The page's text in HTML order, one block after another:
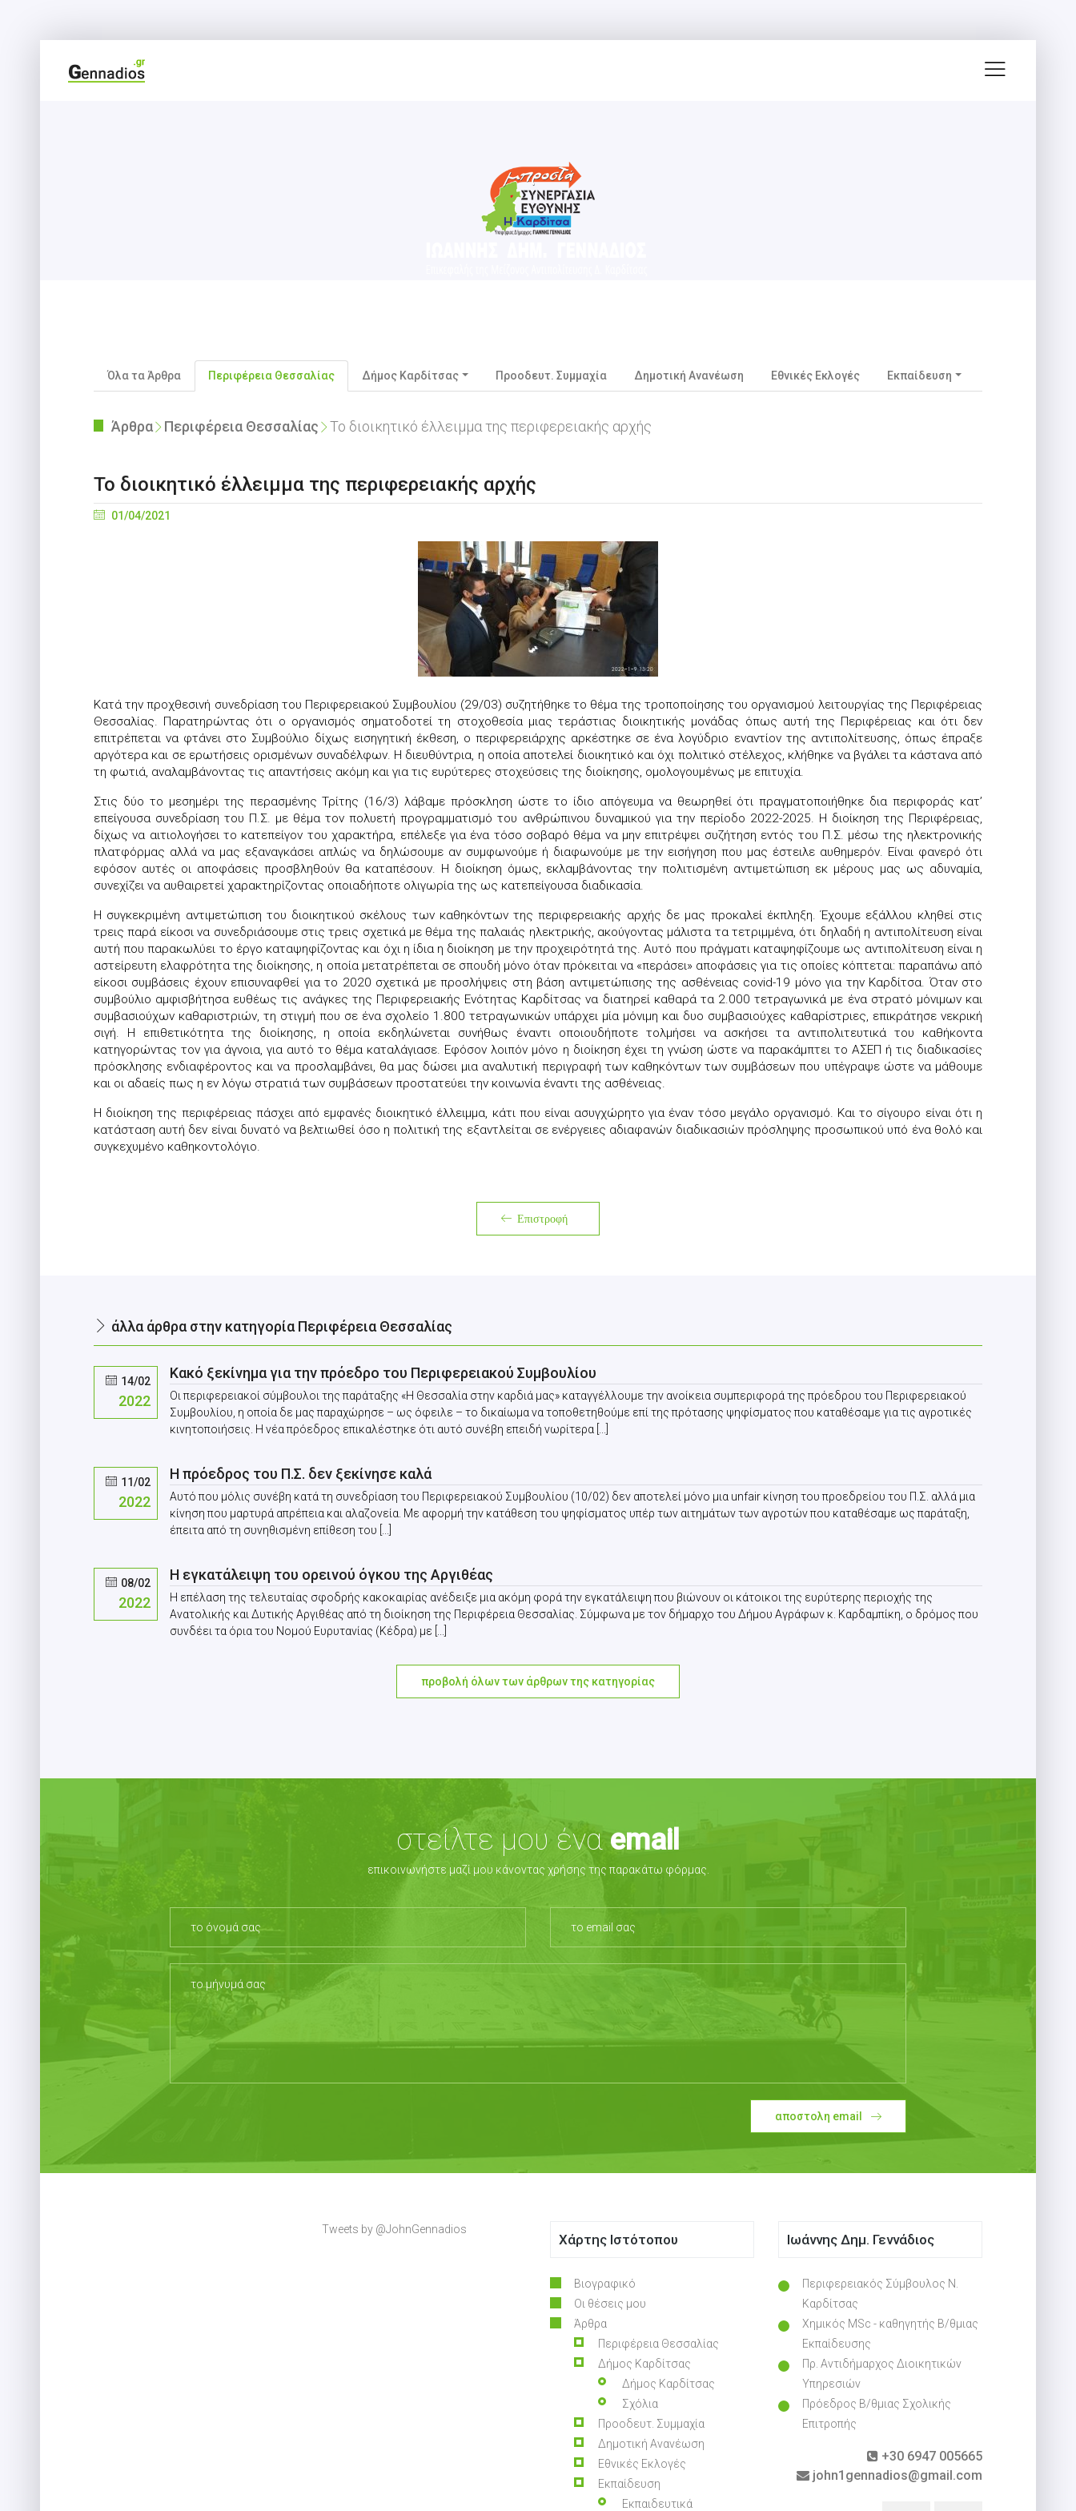
Όλα τα Άρθρα Περιφέρεια Θεσσαλίας Δήμος Καρδίτσας Προοδευτ. Συμμαχία Δημοτική Ανανέωση Εθνικές Εκλογές Εκπαίδευση
Άρθρα Περιφέρεια Θεσσαλίας Το διοικητικό έλλειμμα της περιφερειακής αρχής
Το διοικητικό έλλειμμα της περιφερειακής αρχής
01/04/2021
Κατά την προχθεσινή συνεδρίαση του Περιφερειακού Συμβουλίου (29/03) συζητήθηκε το θέμα της τροποποίησης του οργανισμού λειτουργίας της Περιφέρειας
Θεσσαλίας. Παρατηρώντας ότι ο οργανισμός σηματοδοτεί τη στοχοθεσία μιας τεράστιας διοικητικής μονάδας όπως αυτή της Περιφέρειας και ότι δεν
επιτρέπεται να φτάνει στο Συμβούλιο δίχως εισηγητική έκθεση, ο περιφερειάρχης αρκέστηκε σε ένα λογύδριο εναντίον της αντιπολίτευσης, όπως έπραξε
αργότερα και σε ερωτήσεις ορισμένων συναδέλφων. Η διευθύντρια, η οποία αποτελεί διοικητικό και όχι πολιτικό στέλεχος, κλήθηκε να βγάλει τα κάστανα από
τη φωτιά, αναλαμβάνοντας τις απαντήσεις ακόμη και για τις ευρύτερες στοχεύσεις της διοίκησης, ομολογουμένως με επιτυχία.
Στις δύο το μεσημέρι της περασμένης Τρίτης (16/3) λάβαμε πρόσκληση ώστε το ίδιο απόγευμα να θεωρηθεί ότι πραγματοποιήθηκε δια περιφοράς κατ’
επείγουσα συνεδρίαση του Π.Σ. με θέμα τον πολυετή προγραμματισμό του ανθρώπινου δυναμικού για την περίοδο 2022-2025. Η διοίκηση της Περιφέρειας,
δίχως να αιτιολογήσει το κατεπείγον του χαρακτήρα, επέλεξε για ένα τόσο σοβαρό θέμα να μην επιτρέψει συζήτηση εντός του Π.Σ. μέσω της ηλεκτρονικής
πλατφόρμας αλλά να μας εξαναγκάσει απλώς να δηλώσουμε αν συμφωνούμε ή διαφωνούμε με την εισήγηση που μας έστειλε αυθημερόν. Είναι φανερό ότι
εφόσον αυτές οι αποφάσεις προσβληθούν θα καταπέσουν. Η διοίκηση όμως, εκλαμβάνοντας την πολιτισμένη αντιμετώπιση εκ μέρους μας ως αδυναμία,
συνεχίζει να αυθαιρετεί χαρακτηρίζοντας οποιαδήποτε ολιγωρία της ως κατεπείγουσα διαδικασία.
Η συγκεκριμένη αντιμετώπιση του διοικητικού σκέλους των καθηκόντων της περιφερειακής αρχής δε μας προκαλεί έκπληξη. Έχουμε εξάλλου κληθεί στις
τρεις παρά είκοσι να συνεδριάσουμε στις τρεις σχετικά με θέμα της παλαιάς ηλεκτρικής, ακούγοντας μάλιστα τα τετριμμένα, ότι δηλαδή η αντιπολίτευση είναι
αυτή που παρακωλύει το έργο καταψηφίζοντας και όχι η ίδια η διοίκηση με την προχειρότητά της. Αυτό που πράγματι καταψηφίζουμε ως αντιπολίτευση είναι η
αστείρευτη ελαφρότητα της διοίκησης, η οποία μετατρέπεται σε σπουδή μόνο όταν πρόκειται να «περάσει» αποφάσεις για τις οποίες κόπτεται: παραπάνω από
είκοσι συμβάσεις έχουν επισυναφθεί για το 2020 σχετικά με προσλήψεις στη βάση αντιμετώπισης της ασθένειας covid-19 μόνο για την Καρδίτσα. Όταν στο
συμβούλιο αμφισβήτησα ευθέως τις ανάγκες της Περιφερειακής Ενότητας Καρδίτσας να διατηρεί καθαρά τα 2.000 τετραγωνικά με ένα στρατό μόνιμων και
συμβασιούχων καθαριστριών, τη στιγμή που σε ένα σχολείο 1.800 τετραγωνικών υπάρχει μία μόνιμη και δυο συμβασιούχες καθαρίστριες, επικράτησε νεκρική
σιγή. Η επιθετικότητα της διοίκησης, η οποία εκδηλώνεται συνήθως έναντι οποιουδήποτε τολμήσει να ασκήσει τα αντιπολιτευτικά του καθήκοντα
κατηγορώντας τον για άγνοια, για αυτό το θέμα καταλάγιασε. Εφόσον λοιπόν μόνο η διοίκηση έχει τη γνώση ώστε να παρακάμπτει το ΑΣΕΠ ή τις διαδικασίες
πρόσκλησης ενδιαφέροντος και να προσλαμβάνει, θα μας δώσει μια αναλυτική περιγραφή των καθηκόντων των συμβάσεων που υπέγραψε ώστε να μάθουμε
και οι αδαείς πως η εν λόγω στρατιά των συμβάσεων προστατεύει την κοινωνία έναντι της ασθένειας.
Η διοίκηση της περιφέρειας πάσχει από εμφανές διοικητικό έλλειμμα, κάτι που είναι ασυγχώρητο για έναν τόσο μεγάλο οργανισμό. Και το σίγουρο είναι ότι η
κατάσταση αυτή δεν είναι δυνατό να βελτιωθεί όσο η πολιτική της εξαντλείται σε ενέργειες αδιαφανών διαδικασιών πρόσληψης προσωπικού υπό ένα θολό και
συγκεχυμένο καθηκοντολόγιο.
Επιστροφή
άλλα άρθρα στην κατηγορία Περιφέρεια Θεσσαλίας
14/02
2022
Κακό ξεκίνημα για την πρόεδρο του Περιφερειακού Συμβουλίου
Οι περιφερειακοί σύμβουλοι της παράταξης «Η Θεσσαλία στην καρδιά μας» καταγγέλλουμε την ανοίκεια συμπεριφορά της πρόεδρου του Περιφερειακού
Συμβουλίου, η οποία δε μας παραχώρησε – ως όφειλε – το δικαίωμα να τοποθετηθούμε επί της πρότασης ψηφίσματος που καταθέσαμε για τις αγροτικές
κινητοποιήσεις. Η νέα πρόεδρος επικαλέστηκε ότι αυτό συνέβη επειδή νωρίτερα [...]
11/02
2022
Η πρόεδρος του Π.Σ. δεν ξεκίνησε καλά
Αυτό που μόλις συνέβη κατά τη συνεδρίαση του Περιφερειακού Συμβουλίου (10/02) δεν αποτελεί μόνο μια unfair κίνηση του προεδρείου του Π.Σ. αλλά μια
κίνηση που μαρτυρά απρέπεια και αλαζονεία. Με αφορμή την κατάθεση του ψηφίσματος υπέρ των αιτημάτων των αγροτών που καταθέσαμε ως παράταξη,
έπειτα από τη συνηθισμένη επίθεση του [...]
08/02
2022
Η εγκατάλειψη του ορεινού όγκου της Αργιθέας
Η επέλαση της τελευταίας σφοδρής κακοκαιρίας ανέδειξε μια ακόμη φορά την εγκατάλειψη που βιώνουν οι κάτοικοι της ευρύτερης περιοχής της
Ανατολικής και Δυτικής Αργιθέας από τη διοίκηση της Περιφέρεια Θεσσαλίας. Σύμφωνα με τον δήμαρχο του Δήμου Αγράφων κ. Καρδαμπίκη, ο δρόμος που
συνδέει τα όρια του Νομού Ευρυτανίας (Κέδρα) με [...]
προβολή όλων των άρθρων της κατηγορίας
στείλτε μου έναemail
επικοινωνήστε μαζί μου κάνοντας χρήσης της παρακάτω φόρμας.
αποστολη email
Tweets by @JohnGennadios
Χάρτης Ιστότοπου
Βιογραφικό
Οι θέσεις μου
Άρθρα
Περιφέρεια Θεσσαλίας
Δήμος Καρδίτσας
Δήμος Καρδίτσας
Σχόλια
Προοδευτ. Συμμαχία
Δημοτική Ανανέωση
Εθνικές Εκλογές
Εκπαίδευση
Εκπαιδευτικά
Ιωάννης Δημ. Γεννάδιος
Περιφερειακός Σύμβουλος Ν.
Καρδίτσας
Χημικός MSc - καθηγητής Β/θμιας
Εκπαίδευσης
Πρ. Αντιδήμαρχος Διοικητικών
Υπηρεσιών
Πρόεδρος Β/θμιας Σχολικής
Επιτροπής
+30 6947 005665
john1gennadios@gmail.com